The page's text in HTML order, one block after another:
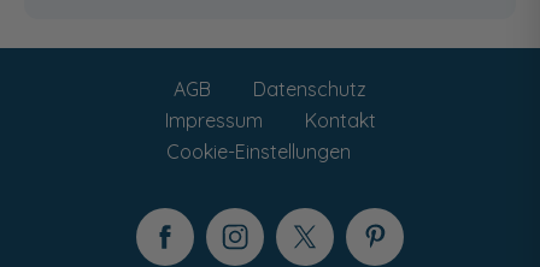
AGB
Datenschutz
Impressum
Kontakt
Cookie-Einstellungen